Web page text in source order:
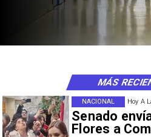
Hoy A
Senado
Flores a
NACIONAL
MÁS